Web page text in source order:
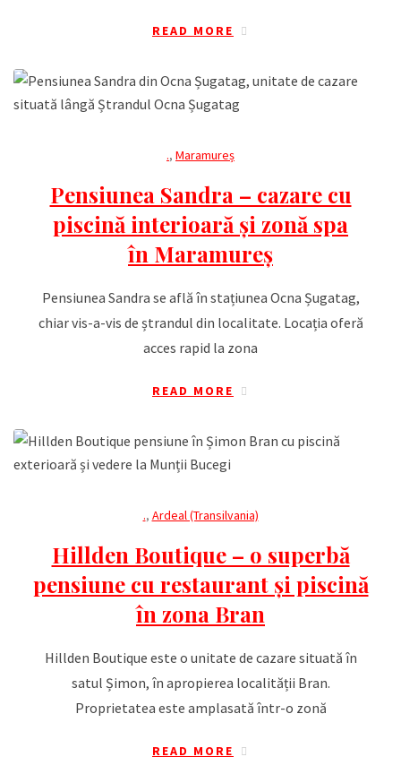
READ MORE
., Maramureș
Pensiunea Sandra – cazare cu
piscină interioară și zonă spa
în Maramureș
Pensiunea Sandra se află în stațiunea Ocna Șugatag,
chiar vis-a-vis de ștrandul din localitate. Locația oferă
acces rapid la zona
READ MORE
., Ardeal (Transilvania)
Hillden Boutique – o superbă
pensiune cu restaurant și piscină
în zona Bran
Hillden Boutique este o unitate de cazare situată în
satul Șimon, în apropierea localității Bran.
Proprietatea este amplasată într-o zonă
READ MORE